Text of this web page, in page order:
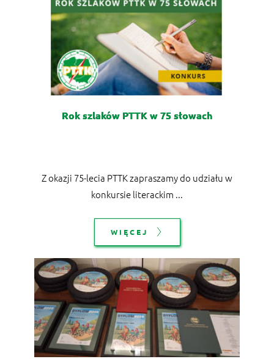
Rok szlaków PTTK w 75 słowach
Z okazji 75-lecia PTTK zapraszamy do udziału w
konkursie literackim ...
WIĘCEJ